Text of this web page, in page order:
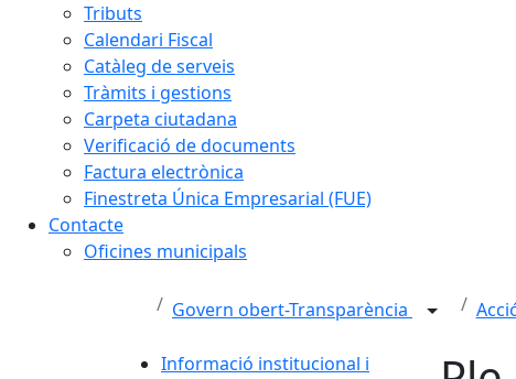
Tributs
Calendari Fiscal
Catàleg de serveis
Tràmits i gestions
Carpeta ciutadana
Verificació de documents
Factura electrònica
Finestreta Única Empresarial (FUE)
Contacte
Oficines municipals
Govern obert-Transparència
Informació institucional i